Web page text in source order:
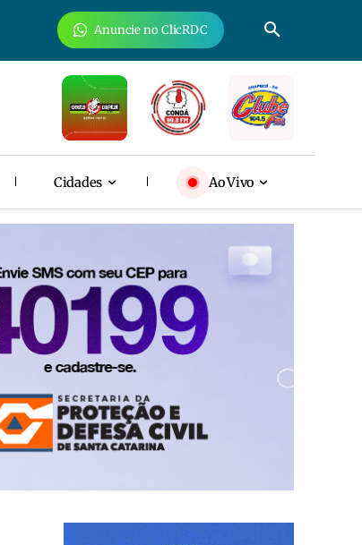
Anuncie no ClicRDC
Cidades Ao Vivo